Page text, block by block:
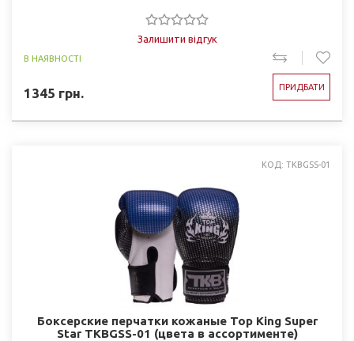
Залишити відгук
В НАЯВНОСТІ
1345 грн. ПРИДБАТИ
КОД: TKBGSS-01
Боксерские перчатки кожаные Top King Super
Star TKBGSS-01 (цвета в ассортименте)